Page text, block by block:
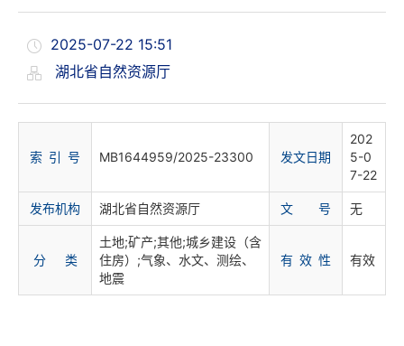
2025-07-22 15:51
湖北省自然资源厅
索 引 号 MB1644959/2025-23300 发文日期
202
5-0
7-22
发布机构 湖北省自然资源厅 文 号 无
分 类
土地;矿产;其他;城乡建设（含
住房）;气象、水文、测绘、
地震
有 效 性 有效